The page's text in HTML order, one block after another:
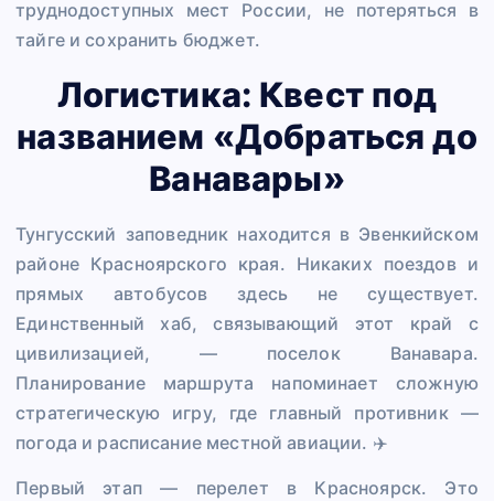
труднодоступных мест России, не потеряться в
тайге и сохранить бюджет.
Логистика: Квест под
названием «Добраться до
Ванавары»
Тунгусский заповедник находится в Эвенкийском
районе Красноярского края. Никаких поездов и
прямых автобусов здесь не существует.
Единственный хаб, связывающий этот край с
цивилизацией, — поселок Ванавара.
Планирование маршрута напоминает сложную
стратегическую игру, где главный противник —
погода и расписание местной авиации. ✈️
Первый этап — перелет в Красноярск. Это